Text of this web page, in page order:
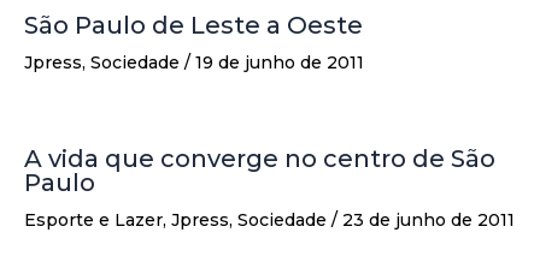
São Paulo de Leste a Oeste
Jpress, Sociedade / 19 de junho de 2011
A vida que converge no centro de São
Paulo
Esporte e Lazer, Jpress, Sociedade / 23 de junho de 2011